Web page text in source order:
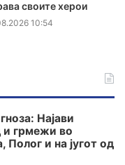
своите херои
10:54
Најави
и грмежи во
и на југот од